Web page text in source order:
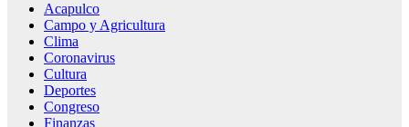
Acapulco
Campo y Agricultura
Clima
Coronavirus
Cultura
Deportes
Congreso
Finanzas